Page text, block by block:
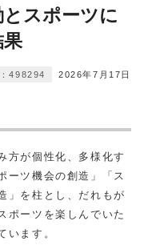
スポーツに
果
2026年7月17日
498294
方が個性化、多様化す
ーツ機会の創造」「ス
」を柱とし、だれもが
ポーツを楽しんでいた
います。